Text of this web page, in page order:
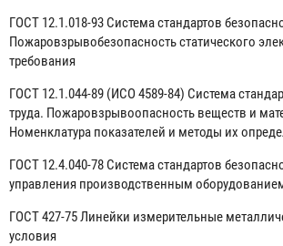
ГОСТ 12.1.018-93 Система стандартов
Пожаровзрывобезопасность статического
требования
ГОСТ 12.1.044-89 (ИСО 4589-84) Система
труда. Пожаровзрывоопасность веществ и
Номенклатура показателей и методы их
ГОСТ 12.4.040-78 Система стандартов
управления производственным
ГОСТ 427-75 Линейки измерительные
условия